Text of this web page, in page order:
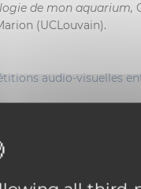
de mon aquarium,
(UCLouvain).
audio-visuelles
le cinéma